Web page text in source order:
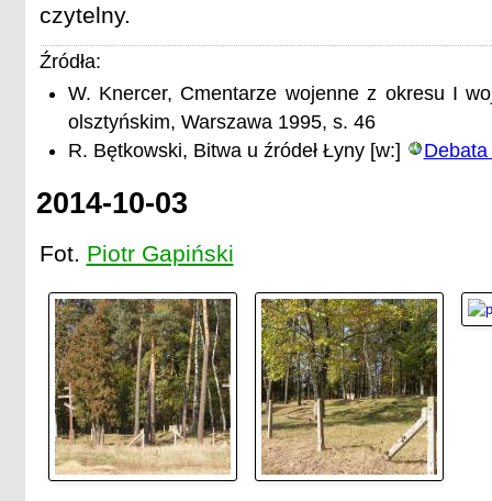
czytelny.
Źródła:
W. Knercer, Cmentarze wojenne z okresu I
olsztyńskim, Warszawa 1995, s. 46
R. Bętkowski, Bitwa u źródeł Łyny [w:]
2014-10-03
Fot. Piotr Gapiński